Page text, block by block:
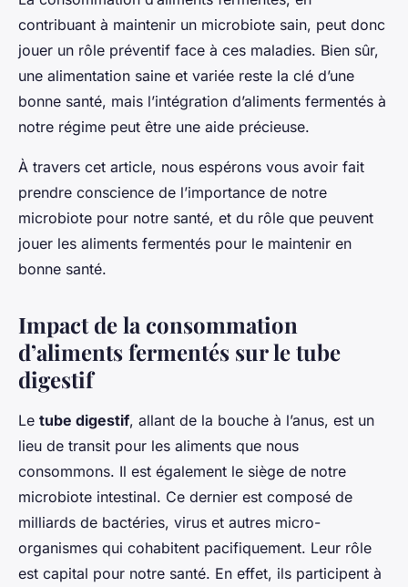
contribuant à maintenir un microbiote sain, peut donc
jouer un rôle préventif face à ces maladies. Bien sûr,
une alimentation saine et variée reste la clé d’une
bonne santé, mais l’intégration d’aliments fermentés à
notre régime peut être une aide précieuse.
À travers cet article, nous espérons vous avoir fait
prendre conscience de l’importance de notre
microbiote pour notre santé, et du rôle que peuvent
jouer les aliments fermentés pour le maintenir en
bonne santé.
Impact de la consommation
d’aliments fermentés sur le tube
digestif
Le tube digestif, allant de la bouche à l’anus, est un
lieu de transit pour les aliments que nous
consommons. Il est également le siège de notre
microbiote intestinal. Ce dernier est composé de
milliards de bactéries, virus et autres micro-
organismes qui cohabitent pacifiquement. Leur rôle
est capital pour notre santé. En effet, ils participent à